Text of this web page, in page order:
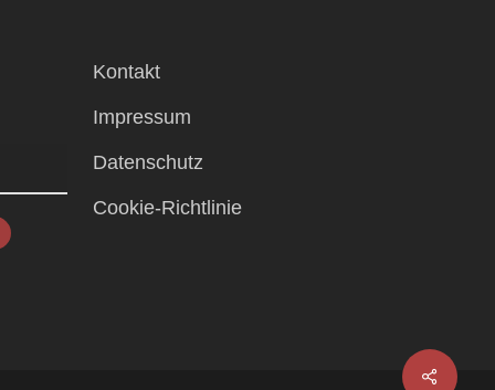
Kontakt
Impressum
Datenschutz
Cookie-Richtlinie